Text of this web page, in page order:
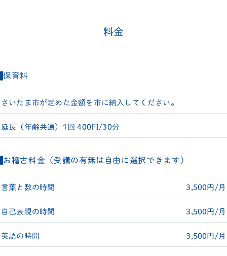
料金
保育料
さいたま市が定めた金額を市に納入してください。
延長（年齢共通） 1回 400円/30分
お稽古料金（受講の有無は自由に選択できます）
言葉と数の時間 3,500円/月
自己表現の時間 3,500円/月
英語の時間 3,500円/月